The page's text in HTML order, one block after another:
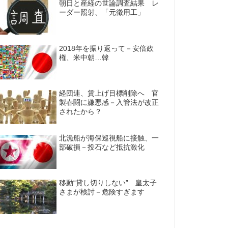
朝日と産経の世論調査結果 レ
ーダー照射、「元徴用工」
2018年を振り返って－安倍政
権、米中朝…韓
経団連、賃上げ目標削除へ 官
製春闘に嫌悪感－入管法が改正
されたから？
北漁船が海保巡視船に接触、一
部破損－投石など抵抗激化
移動“貸し切りしない” 皇太子
さまが検討－危険すぎます